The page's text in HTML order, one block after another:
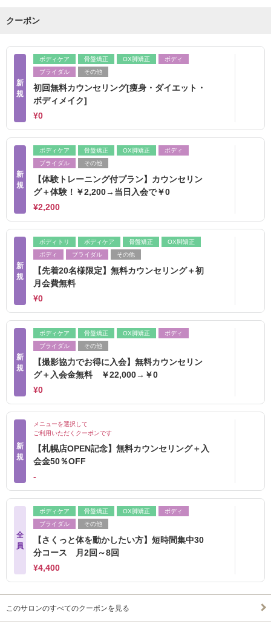
クーポン
新
規
ボディケア 骨盤矯正 OX脚矯正
ボディ
ブライダル
その他
初回無料カウンセリング[痩身・ダイエット・
ボディメイク]
¥0
新
規
ボディケア 骨盤矯正 OX脚矯正
ボディ
ブライダル
その他
【体験トレーニング付プラン】カウンセリン
グ＋体験！￥2,200→当日入会で￥0
¥2,200
新
規
ボディトリ ボディケア 骨盤矯正
OX脚矯正
ボディ
ブライダル その他
【先着20名様限定】無料カウンセリング＋初
月会費無料
¥0
新
規
ボディケア 骨盤矯正 OX脚矯正
ボディ
ブライダル
その他
【撮影協力でお得に入会】無料カウンセリン
グ＋入会金無料 ￥22,000→￥0
¥0
新
規
メニューを選択して
ご利用いただくクーポンです
【札幌店OPEN記念】無料カウンセリング＋入
会金50％OFF
‐
全
員
ボディケア 骨盤矯正 OX脚矯正
ボディ
ブライダル
その他
【さくっと体を動かしたい方】短時間集中30
分コース 月2回～8回
¥4,400
このサロンのすべてのクーポンを見る